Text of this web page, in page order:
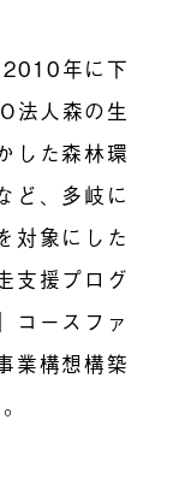
年に下
法人森の生
した森林環
ど、多岐に
対象にした
支援プログ
コースファ
業構想構築